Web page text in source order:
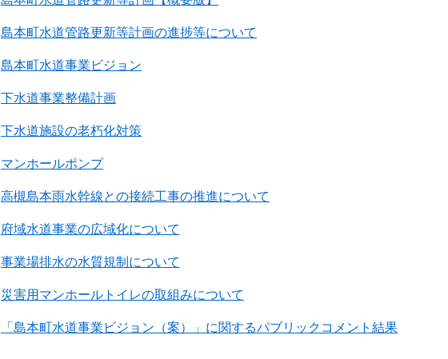
島本町水道管路更新等計画の進捗等について
島本町水道事業ビジョン
下水道事業整備計画
下水道施設の老朽化対策
マンホールポンプ
高槻島本雨水幹線との接続工事の推進について
府域水道事業の広域化について
事業場排水の水質規制について
災害用マンホールトイレの取組みについて
「島本町水道事業ビジョン（案）」に関するパブリックコメント結果